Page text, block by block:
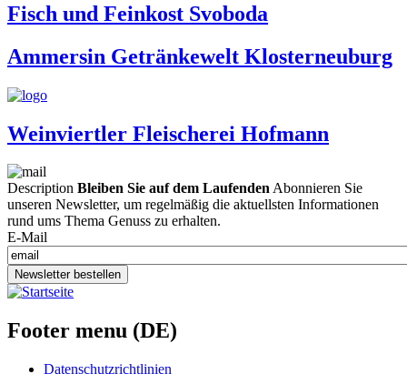
Fisch und Feinkost Svoboda
Ammersin Getränkewelt Klosterneuburg
Weinviertler Fleischerei Hofmann
Description Bleiben Sie auf dem LaufendenAbonnieren Sie
unseren Newsletter, um regelmäßig die aktuellsten Informationen
rund ums Thema Genuss zu erhalten.
E-Mail
Newsletter bestellen
Footer menu (DE)
Datenschutzrichtlinien